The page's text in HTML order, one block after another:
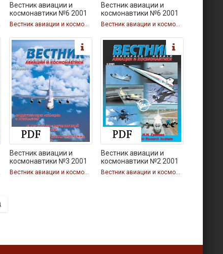
Вестник авиации и
космонавтики №6 2001
Вестник авиации и космонавтики
Вестник авиации и
космонавтики №6 2001
Вестник авиации и космонавтики
Вестник авиации и
космонавтики №3 2001
Вестник авиации и космонавтики
Вестник авиации и
космонавтики №2 2001
Вестник авиации и космонавтики